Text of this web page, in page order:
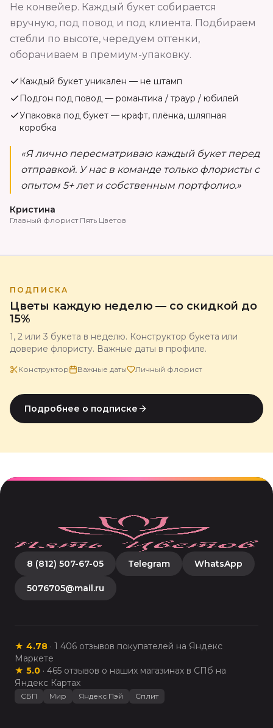
Не конвейер. Каждый букет собирается
вручную, под повод и под клиента. Подбираем
стебли по высоте, чередуем оттенки,
оборачиваем в премиум-упаковку.
Каждый букет уникален — не штамп
Подгон под повод — романтика / траур / юбилей
Упаковка под букет — крафт, плёнка, шляпная
коробка
«Я лично пересматриваю каждый букет перед
отправкой. У нас в команде только флористы с
опытом 5+ лет и собственным портфолио.»
Кристина
Главный флорист Пять Цветов
ПОДПИСКА
Цветы каждую неделю — со скидкой до
15%
1, 2 или 3 букета в неделю. Конструктор букета или
доверие флористу. Важные даты в профиле.
Конструктор Важные даты Личный флорист
Подробнее о подписке
8 (812) 507-67-05 Telegram WhatsApp
5076705@mail.ru
★ 4.78 · 1 406 отзывов покупателей на Яндекс
Маркете
★ 5.0 · 465 отзывов о наших магазинах в СПб на
Яндекс Картах
СБП Мир Яндекс Пэй Сплит